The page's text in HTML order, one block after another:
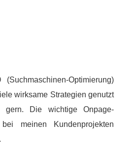
Optimierung)
wirksame Strategien genutzt
gern. Die wichtige Onpage-
meinen Kundenprojekten